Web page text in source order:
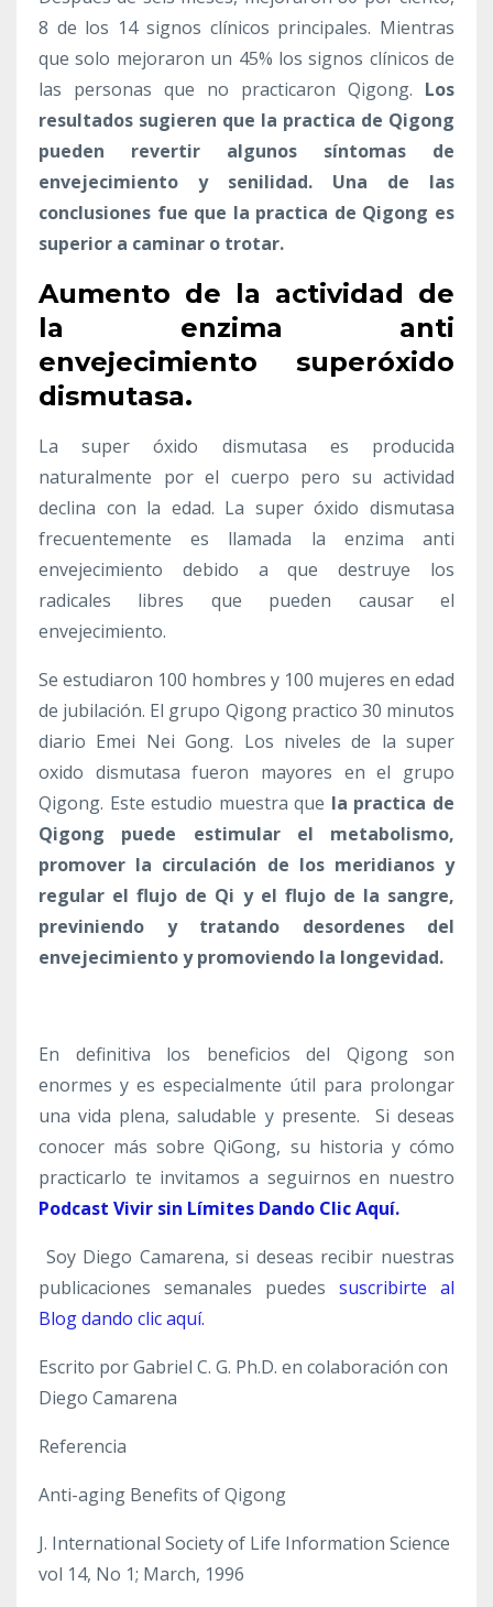
8 de los 14 signos clínicos principales. Mientras
que solo mejoraron un 45% los signos clínicos de
las personas que no practicaron Qigong. Los
resultados sugieren que la practica de Qigong
pueden revertir algunos síntomas de
envejecimiento y senilidad. Una de las
conclusiones fue que la practica de Qigong es
superior a caminar o trotar.
Aumento de la actividad de
la enzima anti
envejecimiento superóxido
dismutasa.
La super óxido dismutasa es producida
naturalmente por el cuerpo pero su actividad
declina con la edad. La super óxido dismutasa
frecuentemente es llamada la enzima anti
envejecimiento debido a que destruye los
radicales libres que pueden causar el
envejecimiento.
Se estudiaron 100 hombres y 100 mujeres en edad
de jubilación. El grupo Qigong practico 30 minutos
diario Emei Nei Gong. Los niveles de la super
oxido dismutasa fueron mayores en el grupo
Qigong. Este estudio muestra que la practica de
Qigong puede estimular el metabolismo,
promover la circulación de los meridianos y
regular el flujo de Qi y el flujo de la sangre,
previniendo y tratando desordenes del
envejecimiento y promoviendo la longevidad.
En definitiva los beneficios del Qigong son
enormes y es especialmente útil para prolongar
una vida plena, saludable y presente. Si deseas
conocer más sobre QiGong, su historia y cómo
practicarlo te invitamos a seguirnos en nuestro
Podcast Vivir sin Límites Dando Clic Aquí.
Soy Diego Camarena, si deseas recibir nuestras
publicaciones semanales puedes suscribirte al
Blog dando clic aquí.
Escrito por Gabriel C. G. Ph.D. en colaboración con
Diego Camarena
Referencia
Anti-aging Benefits of Qigong
J. International Society of Life Information Science
vol 14, No 1; March, 1996